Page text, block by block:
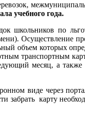
учебного года.
школьников по
Осуществление
объем которых
транспортным
месяц, а
виде через
забрать карту